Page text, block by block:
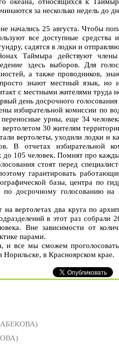
за несколько недель до
начались 25 августа. Чтобы
все доступные
садятся в лодки и
Таймыра действуют
здесь выборов. Для
а также проводников,
знают местный язык, но
с местными жителями труда
день досрочного
избирательной комиссии по
урны, еще 34
30 жителям
вертолеты, уходили лодки и
В отчетах избирательной
до 105 человек. Помнят про
стоят перед
гарантировать
базы, центра по
досрочному голосованию на
на вертолетах два круга по
в этот раз собрали
Вне зависимости от
парами.
и все мы сможем
Норильске, в Красноярском крае.